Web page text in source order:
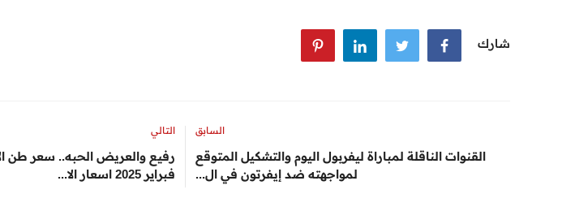
شارك
السابق
القنوات الناقلة لمباراة ليفربول اليوم والتشكيل المتوقع
لمواجهته ضد إيفرتون في ال...
التالي
فبراير 2025 اسعار الا...